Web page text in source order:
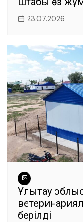
23.07.2026
Ұлытау
берілді